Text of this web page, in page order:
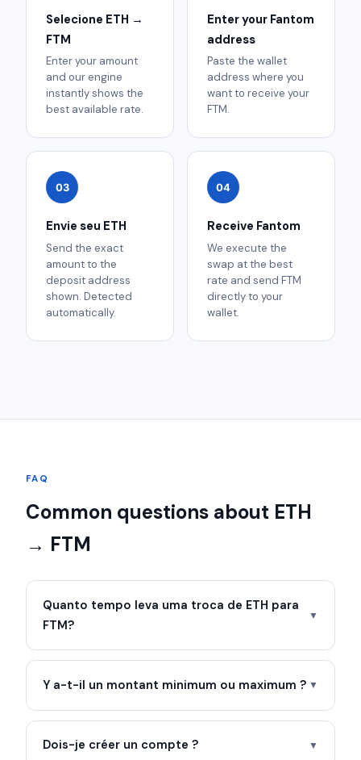
Selecione ETH →
FTM
Enter your amount
and our engine
instantly shows the
best available rate.
Enter your Fantom
address
Paste the wallet
address where you
want to receive your
FTM.
03
Envie seu ETH
Send the exact
amount to the
deposit address
shown. Detected
automatically.
04
Receive Fantom
We execute the
swap at the best
rate and send FTM
directly to your
wallet.
FAQ
Common questions about ETH
→ FTM
Quanto tempo leva uma troca de ETH para
FTM?
▼
Y a-t-il un montant minimum ou maximum ? ▼
Dois-je créer un compte ? ▼